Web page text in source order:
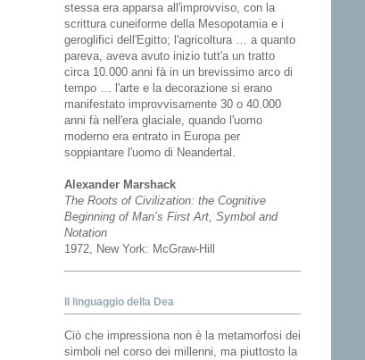
stessa era apparsa all'improvviso, con la
scrittura cuneiforme della Mesopotamia e i
geroglifici dell'Egitto; l'agricoltura … a quanto
pareva, aveva avuto inizio tutt'a un tratto
circa 10.000 anni fà in un brevissimo arco di
tempo … l'arte e la decorazione si erano
manifestato improvvisamente 30 o 40.000
anni fà nell'era glaciale, quando l'uomo
moderno era entrato in Europa per
soppiantare l'uomo di Neandertal.
Alexander Marshack
The Roots of Civilization: the Cognitive
Beginning of Man’s First Art, Symbol and
Notation
1972, New York: McGraw-Hill
Il linguaggio della Dea
Ciò che impressiona non è la metamorfosi dei
simboli nel corso dei millenni, ma piuttosto la